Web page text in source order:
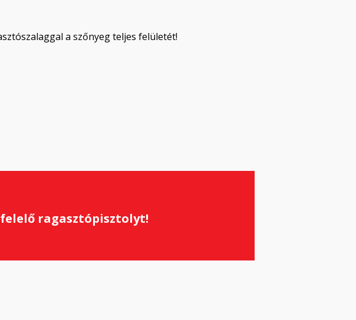
a szőnyeg teljes felületét!
ragasztópisztolyt!